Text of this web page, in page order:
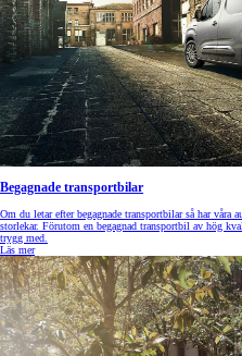
Begagnade transportbilar
Om du letar efter begagnade transportbilar så har våra
storlekar. Förutom en begagnad transportbil av hög
trygg med.
Läs mer